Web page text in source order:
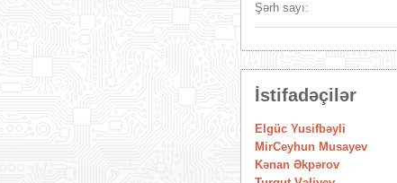
Şərh sayı:
İstifadəçilər
Elgüc Yusifbəyli
MirCeyhun Musayev
Kənan Əkpərov